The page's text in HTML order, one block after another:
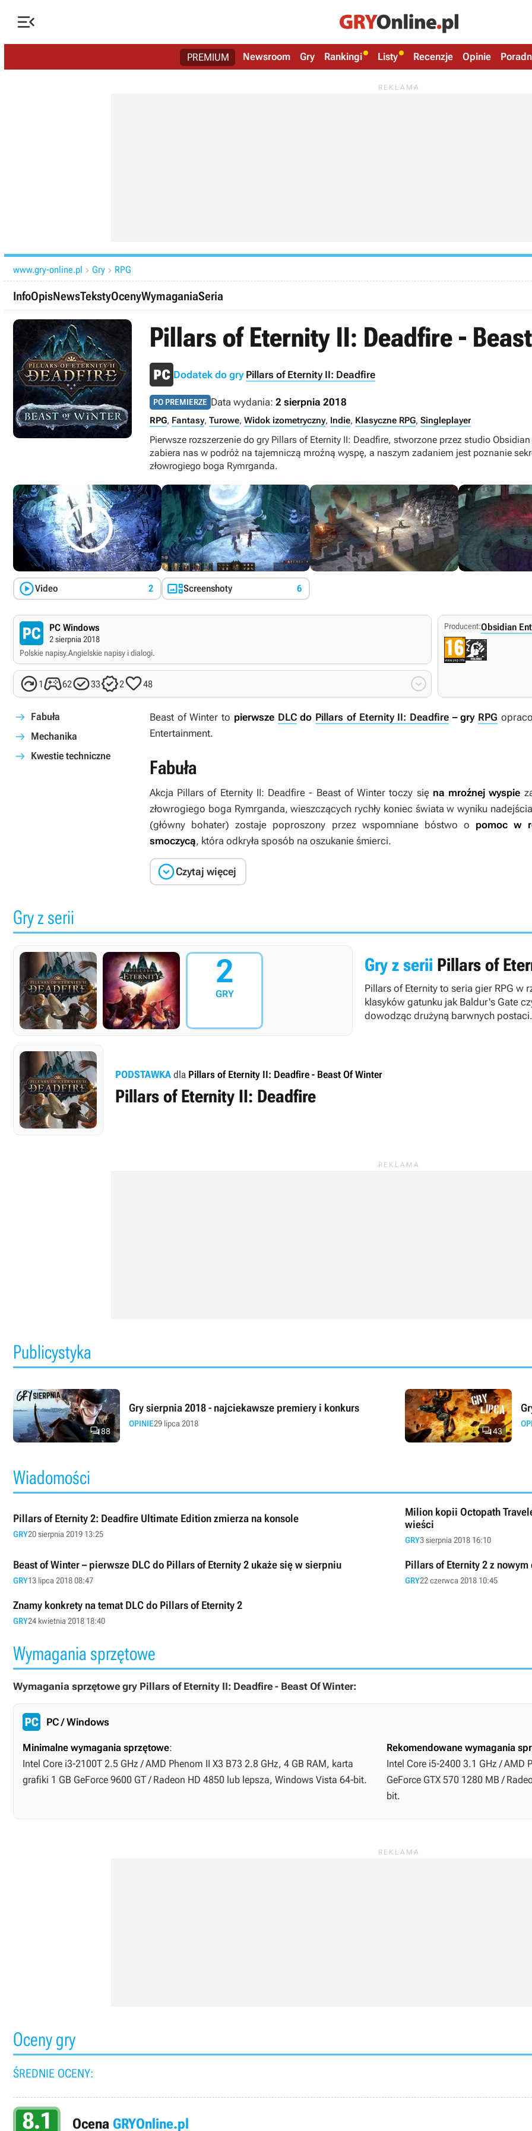

PREMIUM Newsroom Gry Rankingi Listy Recenzje Opinie
www.gry-online.pl  Gry  RPG
InfoOpisNewsTekstyOcenyWymaganiaSeria
Pillars of Eternity II: Deadfire -
Dodatek do gry Pillars of Eternity II: Deadfire
PO PREMIERZE Data wydania: 2 sierpnia 2018
RPG, Fantasy, Turowe, Widok izometryczny, Indie, Klasyczne RPG, Singleplayer
Pierwsze rozszerzenie do gry Pillars of Eternity II: Deadfire, stworzone przez studio
zabiera nas w podróż na tajemniczą mroźną wyspę, a naszym zadaniem jest poznanie
złowrogiego boga Rymrganda.

Video 2 Screenshoty 6
PC Windows
2 sierpnia 2018
Polskie napisy.Angielskie napisy i dialogi.
16233248 
Producent:Obsidian
Fabuła
Mechanika
Kwestie techniczne
Beast of Winter to pierwsze DLCdo Pillars of Eternity II: Deadfire– gry RPG
Entertainment.
Fabuła
Akcja Pillars of Eternity II: Deadfire - Beast of Winter toczy się na mroźnej wyspie
złowrogiego boga Rymrganda, wieszczących rychły koniec świata w wyniku
(główny bohater) zostaje poproszony przez wspomniane bóstwo o pomoc w
smoczycą, która odkryła sposób na oszukanie śmierci.
Czytaj więcej
Gry z serii
2
GRY
Gry z serii Pillars of
Pillars of Eternity to seria gier RPG w
klasyków gatunku jak Baldur's Gate
dowodząc drużyną barwnych
opcją aktywnej pauzy). W miarę
PODSTAWKA dla Pillars of Eternity II: Deadfire - Beast Of Winter
Pillars of Eternity II: Deadfire
Publicystyka
88
Gry sierpnia 2018 - najciekawsze premiery i konkurs
OPINIE29 lipca 2018
43
Wiadomości
Pillars of Eternity 2: Deadfire Ultimate Edition zmierza na konsole
GRY20 sierpnia 2019 13:25
Milion kopii Octopath
wieści
GRY3 sierpnia 2018 16:10
Beast of Winter – pierwsze DLC do Pillars of Eternity 2 ukaże się w sierpniu
GRY13 lipca 2018 08:47
Pillars of Eternity 2 z
GRY22 czerwca 2018 10:45
Znamy konkrety na temat DLC do Pillars of Eternity 2
GRY24 kwietnia 2018 18:40
Wymagania sprzętowe
Wymagania sprzętowe gry Pillars of Eternity II: Deadfire - Beast Of Winter:
PC / Windows
Minimalne wymagania sprzętowe:
Intel Core i3-2100T 2.5 GHz / AMD Phenom II X3 B73 2.8 GHz, 4 GB RAM, karta
grafiki 1 GB GeForce 9600 GT / Radeon HD 4850 lub lepsza, Windows Vista 64-bit.
Rekomendowane wymagania
Intel Core i5-2400 3.1 GHz / AMD
GeForce GTX 570 1280 MB /
bit.
Oceny gry
ŚREDNIE OCENY:
8.1 Ocena GRYOnline.pl